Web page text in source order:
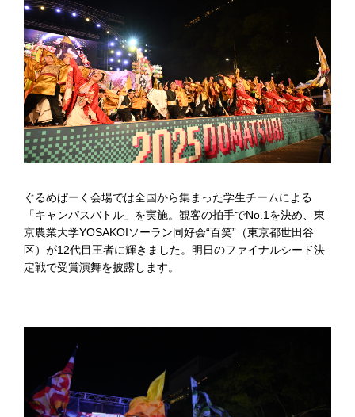
ぐるめぱーく会場では全国から集まった学生チームによる
「キャンパスバトル」を実施。観客の拍手でNo.1を決め、東
京農業大学YOSAKOIソーラン同好会“百笑”（東京都世田谷
区）が12代目王者に輝きました。明日のファイナルシード決
定戦で受賞演舞を披露します。